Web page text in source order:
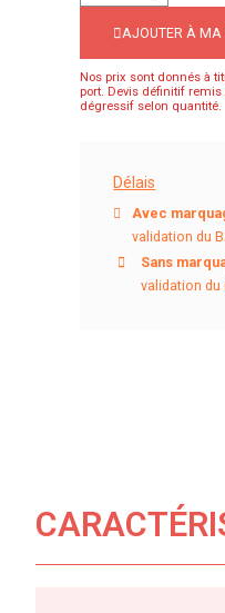
AJOUTER À MA
Nos prix sont donnés à
port. Devis définitif
dégressif selon quantité.
Délais
Avec
validation du
Sans
validation du